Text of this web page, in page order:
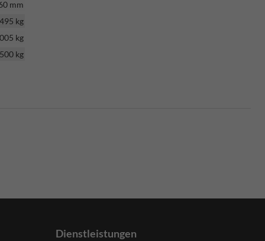
mm
495 kg
kg
kg
Dienstleistungen